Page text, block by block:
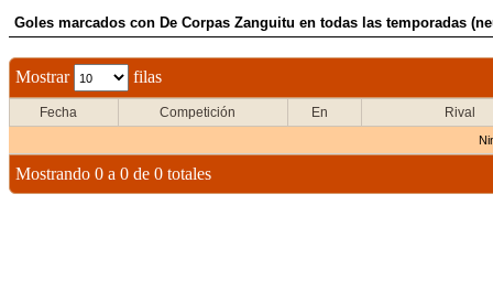
Goles marcados con De Corpas Zanguitu en todas las temporadas
Mostrar filas
Fecha Competición En Rival
Mostrando 0 a 0 de 0 totales